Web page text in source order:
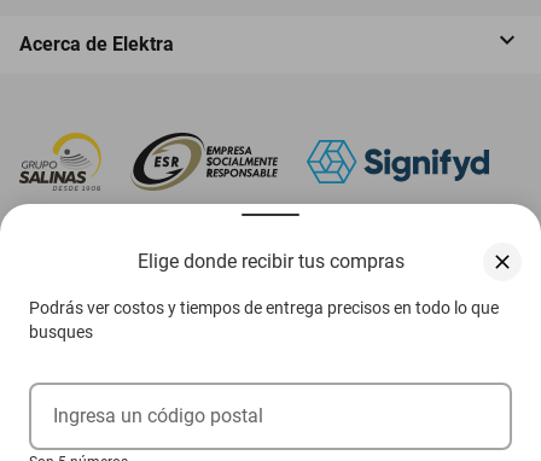
Elige donde recibir tus compras
Podrás ver costos y tiempos de entrega precisos en todo lo que
busques
Ingresa un código postal
Acerca de Elektra
Ejerce tus derechos ARCO
Términos y condiciones